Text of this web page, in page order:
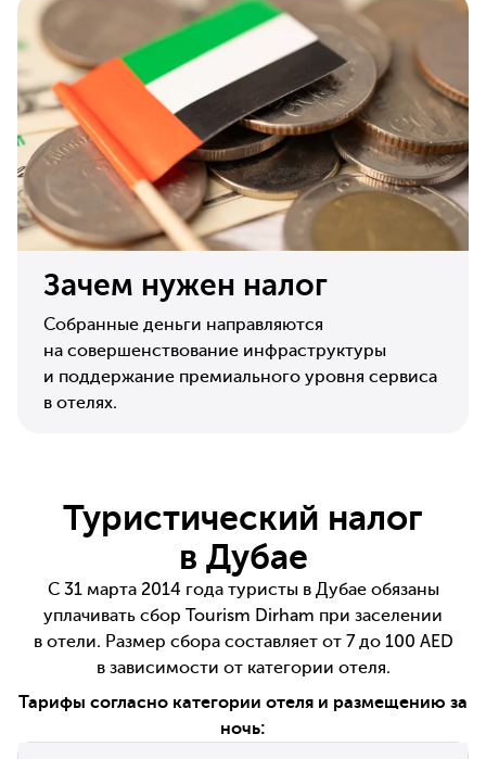
Зачем нужен налог
Собранные деньги направляются
на совершенствование инфраструктуры
и поддержание премиального уровня сервиса
в отелях.
Туристический налог
в Дубае
С 31 марта 2014 года туристы в Дубае обязаны
уплачивать сбор Tourism Dirham при заселении
в отели. Размер сбора составляет от 7 до 100 AED
в зависимости от категории отеля.
Тарифы согласно категории отеля и размещению за
ночь: